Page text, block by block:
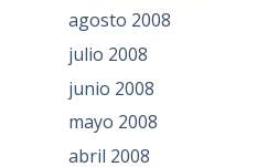
agosto 2008
julio 2008
junio 2008
mayo 2008
abril 2008